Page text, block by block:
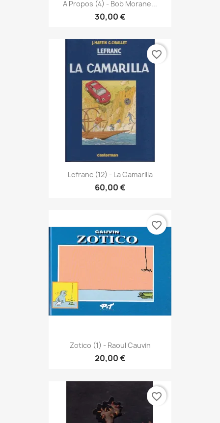
A Propos (4) - Bob Morane...
30,00 €
Lefranc (12) - La Camarilla
60,00 €
favorite_border
Zotico (1) - Raoul Cauvin
20,00 €
favorite_border
favorite_border